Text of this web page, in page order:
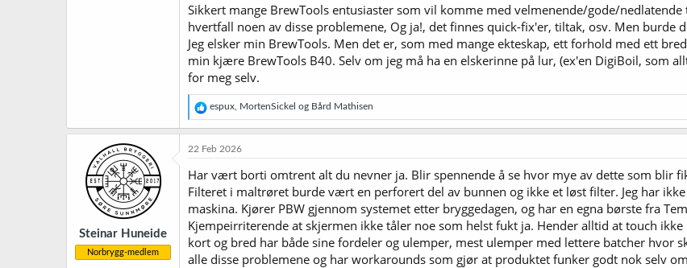
Sikkert mange BrewTools entusiaster som vil komme med velmenende/gode/
hvertfall noen av disse problemene, Og ja!, det finnes quick-fix'er, tiltak, osv. Men
Jeg elsker min BrewTools. Men det er, som med mange ekteskap, ett forhold med ett
min kjære BrewTools B40. Selv om jeg må ha en elskerinne på lur, (ex'en DigiBoil, som
for meg selv.
R
e
a
k
o
n
e
espux MortenSickel og Bård Mathisen
Steinar Huneide
Norbrygg-medlem
22 Feb 2026
Har vært borti omtrent alt du nevner ja. Blir spennende å se hvor mye av dette som blir
Filteret i maltrøret burde vært en perforert del av bunnen og ikke et løst filter. Jeg har
maskina. Kjører PBW gjennom systemet etter bryggedagen, og har en egna børste fra
Kjempeirriterende at skjermen ikke tåler noe som helst fukt ja. Hender alltid at touch
kort og bred har både sine fordeler og ulemper, mest ulemper med lettere batcher hvor
alle disse problemene og har workarounds som gjør at produktet funker godt nok selv